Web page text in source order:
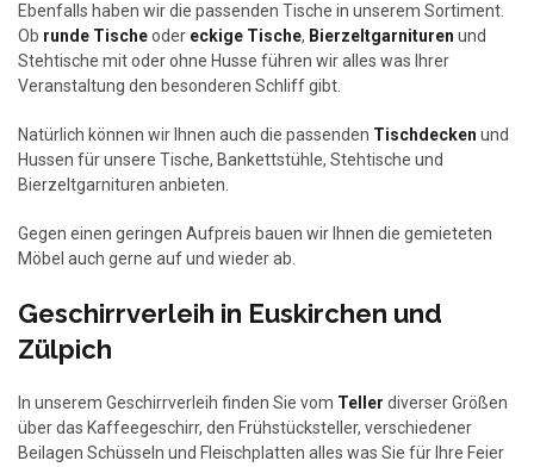
Ebenfalls haben wir die passenden Tische in unserem Sortiment.
Ob runde Tischeoder eckige Tische, Bierzeltgarnituren und
Stehtische mit oder ohne Husse führen wir alles was Ihrer
Veranstaltung den besonderen Schliff gibt.
Natürlich können wir Ihnen auch die passenden Tischdecken und
Hussen für unsere Tische, Bankettstühle, Stehtische und
Bierzeltgarnituren anbieten.
Gegen einen geringen Aufpreis bauen wir Ihnen die gemieteten
Möbel auch gerne auf und wieder ab.
Geschirrverleih in Euskirchen und
Zülpich
In unserem Geschirrverleih finden Sie vom Teller diverser Größen
über das Kaffeegeschirr, den Frühstücksteller, verschiedener
Beilagen Schüsseln und Fleischplatten alles was Sie für Ihre Feier